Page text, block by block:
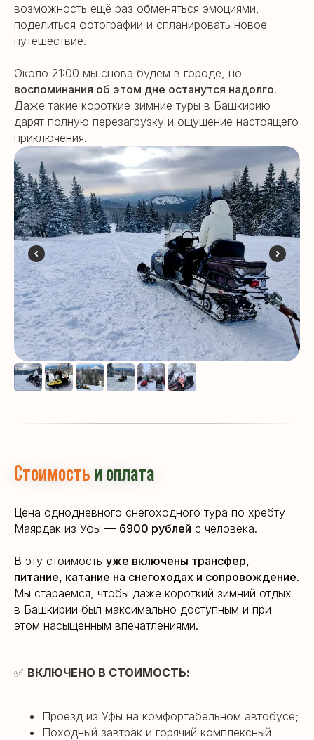
возможность ещё раз обменяться эмоциями,
поделиться фотографии и спланировать новое
путешествие.
Около 21:00 мы снова будем в городе, но
воспоминания об этом дне останутся надолго.
Даже такие короткие зимние туры в Башкирию
дарят полную перезагрузку и ощущение настоящего
приключения.
Стоимость и оплата
Цена однодневного снегоходного тура по хребту
Маярдак из Уфы — 6900 рублей с человека.
В эту стоимость уже включены трансфер,
питание, катание на снегоходах и сопровождение.
Мы стараемся, чтобы даже короткий зимний отдых
в Башкирии был максимально доступным и при
этом насыщенным впечатлениями.
✅ ВКЛЮЧЕНО В СТОИМОСТЬ:
Проезд из Уфы на комфортабельном автобусе;
Походный завтрак и горячий комплексный